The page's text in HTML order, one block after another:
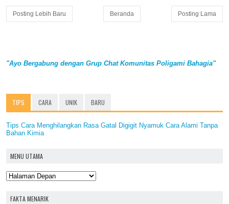
Posting Lebih Baru Posting Lama
Beranda
"Ayo Bergabung dengan Grup Chat Komunitas Poligami Bahagia"
TIPS CARA UNIK BARU
Tips Cara Menghilangkan Rasa Gatal Digigit Nyamuk Cara Alami Tanpa
Bahan Kimia
MENU UTAMA
FAKTA MENARIK